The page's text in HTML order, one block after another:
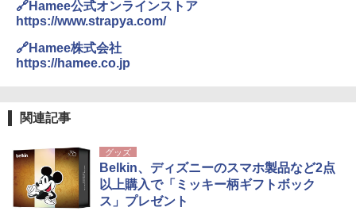
🔗Hamee公式オンラインストア
https://www.strapya.com/
🔗Hamee株式会社
https://hamee.co.jp
関連記事
グッズ
Belkin、ディズニーのスマホ製品など2点
以上購入で「ミッキー柄ギフトボック
ス」プレゼント